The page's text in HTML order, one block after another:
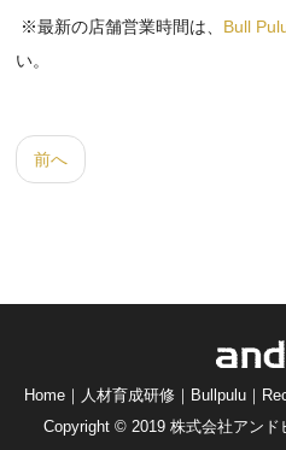
※最新の店舗営業時間は、 Bull
い。
前へ
Home｜ 人材育成研修｜ Bullpulu｜
Copyright © 2019 株式会社アン